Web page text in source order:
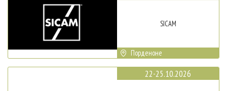
SICAM
Порденоне
22-25.10.2026